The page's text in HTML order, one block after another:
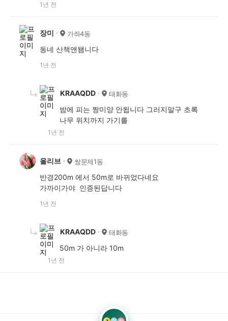
1년 전
장미 가좌4동
동네 산책앤됌니다
1년 전
KRAAQDD 태화동
밤에 피는 짱미양 안됩니다 그러지말구 초록
나무 위치까지 가기를
1년 전
올리브 쌍문제1동
반경200m 에서 50m로 바뀌었다네요
가까이가야 인증된답니다
1년 전
KRAAQDD 태화동
50m 가 아니라 10m
1년 전